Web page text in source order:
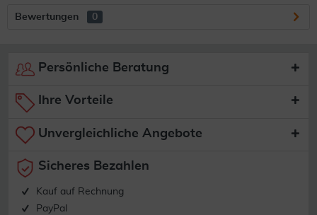
Bewertungen 0
Persönliche Beratung
Ihre Vorteile
Unvergleichliche Angebote
Sicheres Bezahlen
Kauf auf Rechnung
PayPal